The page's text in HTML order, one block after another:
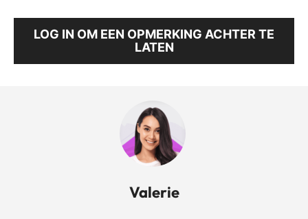
LOG IN OM EEN OPMERKING ACHTER TE
LATEN
Valerie